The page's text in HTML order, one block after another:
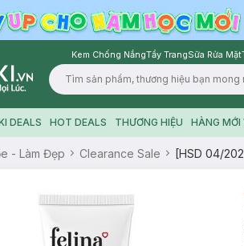
Kem Chống NắngTẩy TrangSữa Rửa Mặt
DEALS HOT DEALS THƯƠNG HIỆU HÀNG MỚI
- Làm Đẹp Clearance Sale [HSD 04/